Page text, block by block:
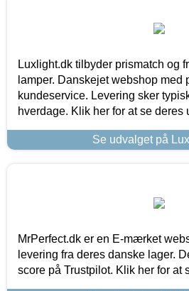
Luxlight.dk tilbyder prismatch og
lamper. Danskejet webshop med
kundeservice. Levering sker
hverdage. Klik her for at se deres
Se udvalget på
MrPerfect.dk er en E-mærket
levering fra deres danske lager.
score på Trustpilot. Klik her for at